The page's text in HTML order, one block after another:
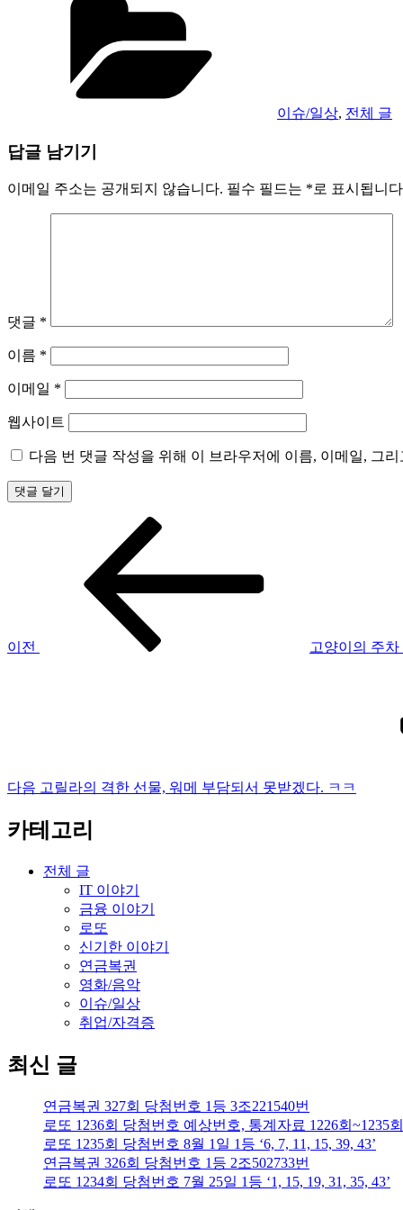
이슈/일상, 전체 글
답글 남기기
이메일 주소는 공개되지 않습니다. 필수 필드는 *로 표시됩니다
댓글 *
이름 *
이메일 *
웹사이트
다음 번 댓글 작성을 위해 이 브라우저에 이름, 이메일, 그
이전
고양이의 주
다음 고릴라의 격한 선물, 워메 부담되서 못받겠다. ㅋㅋ
카테고리
전체 글
IT 이야기
금융 이야기
로또
신기한 이야기
연금복권
영화/음악
이슈/일상
취업/자격증
최신 글
연금복권 327회 당첨번호 1등 3조221540번
로또 1236회 당첨번호 예상번호, 통계자료 1226회~1235회
로또 1235회 당첨번호 8월 1일 1등 ‘6, 7, 11, 15, 39, 43’
연금복권 326회 당첨번호 1등 2조502733번
로또 1234회 당첨번호 7월 25일 1등 ‘1, 15, 19, 31, 35, 43’